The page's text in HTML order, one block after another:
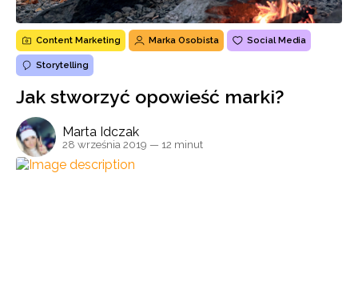
Content Marketing Marka Osobista Social Media
Storytelling
Jak stworzyć opowieść marki?
Marta Idczak
28 września 2019 — 12 minut